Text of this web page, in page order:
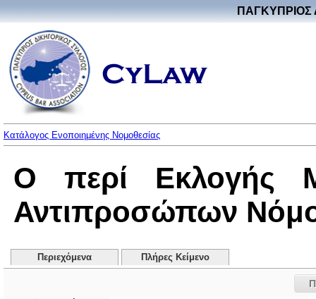
ΠΑΓΚΥΠΡΙΟΣ
Κατάλογος Ενοποιημένης Νομοθεσίας
Ο περί Εκλογής
Αντιπροσώπων
Περιεχόμενα Πλήρες Κείμενο